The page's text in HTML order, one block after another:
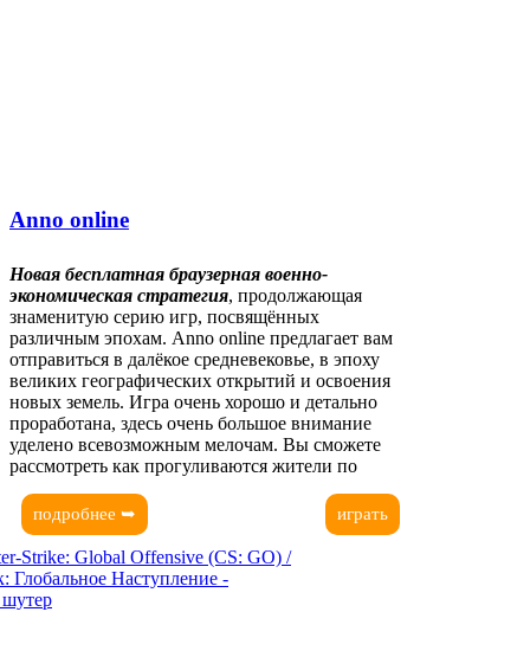
Anno online
Новая бесплатная браузерная военно-
экономическая стратегия, продолжающая
знаменитую серию игр, посвящённых
различным эпохам. Anno online предлагает вам
отправиться в далёкое средневековье, в эпоху
великих географических открытий и освоения
новых земель. Игра очень хорошо и детально
проработана, здесь очень большое внимание
уделено всевозможным мелочам. Вы сможете
рассмотреть как прогуливаются жители по
рыцари на арене и многое другое. Создайте
мощную и процветающую колониальную
империю!
играть
подробнее ➥